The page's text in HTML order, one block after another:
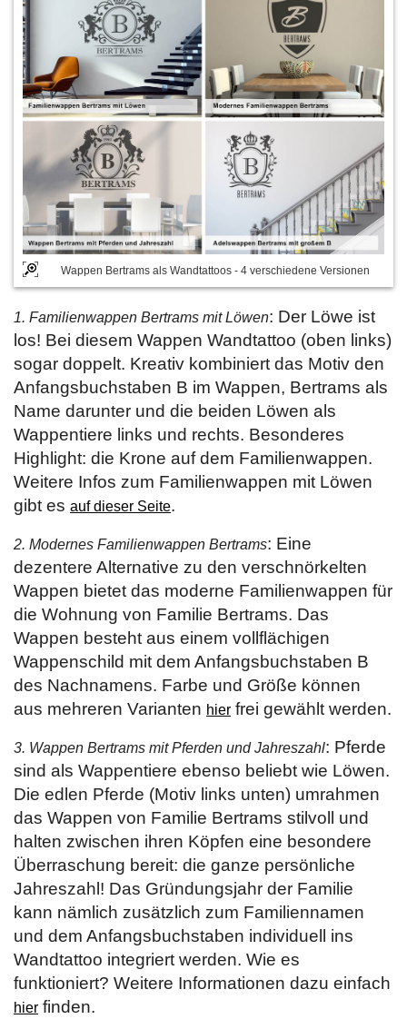
Wappen Bertrams als Wandtattoos - 4 verschiedene Versionen
1. Familienwappen Bertrams mit Löwen: Der Löwe ist
los! Bei diesem Wappen Wandtattoo (oben links)
sogar doppelt. Kreativ kombiniert das Motiv den
Anfangsbuchstaben B im Wappen, Bertrams als
Name darunter und die beiden Löwen als
Wappentiere links und rechts. Besonderes
Highlight: die Krone auf dem Familienwappen.
Weitere Infos zum Familienwappen mit Löwen
gibt es auf dieser Seite.
2. Modernes Familienwappen Bertrams: Eine
dezentere Alternative zu den verschnörkelten
Wappen bietet das moderne Familienwappen für
die Wohnung von Familie Bertrams. Das
Wappen besteht aus einem vollflächigen
Wappenschild mit dem Anfangsbuchstaben B
des Nachnamens. Farbe und Größe können
aus mehreren Varianten hier frei gewählt werden.
3. Wappen Bertrams mit Pferden und Jahreszahl: Pferde
sind als Wappentiere ebenso beliebt wie Löwen.
Die edlen Pferde (Motiv links unten) umrahmen
das Wappen von Familie Bertrams stilvoll und
halten zwischen ihren Köpfen eine besondere
Überraschung bereit: die ganze persönliche
Jahreszahl! Das Gründungsjahr der Familie
kann nämlich zusätzlich zum Familiennamen
und dem Anfangsbuchstaben individuell ins
Wandtattoo integriert werden. Wie es
funktioniert? Weitere Informationen dazu einfach
hier finden.